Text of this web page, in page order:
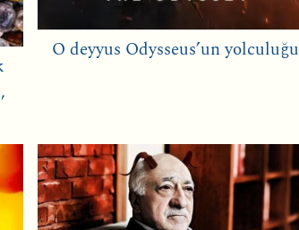
O deyyus Odysseus’un yolculuğu